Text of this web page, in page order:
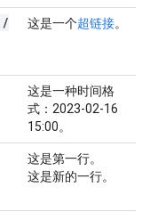
/
这是一个超链接。
这是一种时间格
式： 2023-02-16
15:00。
这是第一行。
这是新的一行。